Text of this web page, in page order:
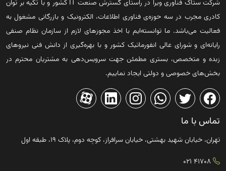
شرکت ستاک فناوری ویرا در راستای گسترش صنعت IT کشور و با تکیه بر توان
کادری مجرب در سه حوزه‌ی فناوری اطلاعات، الکترونیک و بازرگانی مشغول به
فعالیت می‌باشد. ما توانسته‌ایم با اخذ مجوزهای لازم از سازمان نظام صنفی
رایانه‌ای و شورای عالی انفورماتیک کشور و با بهره‌گیری از دانش فنی نیروهای
زبده و متخصص، بستری مطمئن جهت سرویس‌دهی به مشتریان محترم در
بخش‌های خصوصی و دولتی ایجاد نماییم.
تماس با ما
تهران، خیابان شهید بهشتی، خیابان سرافراز، کوچه دوم، پلاک ۱۹، طبقه اول
41708 021